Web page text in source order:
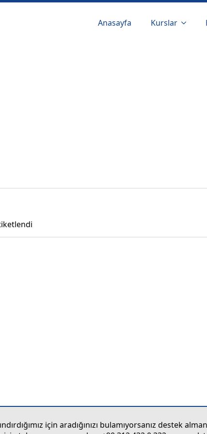
Anasayfa Kurslar
için aradığınızı bulamıyorsanız destek